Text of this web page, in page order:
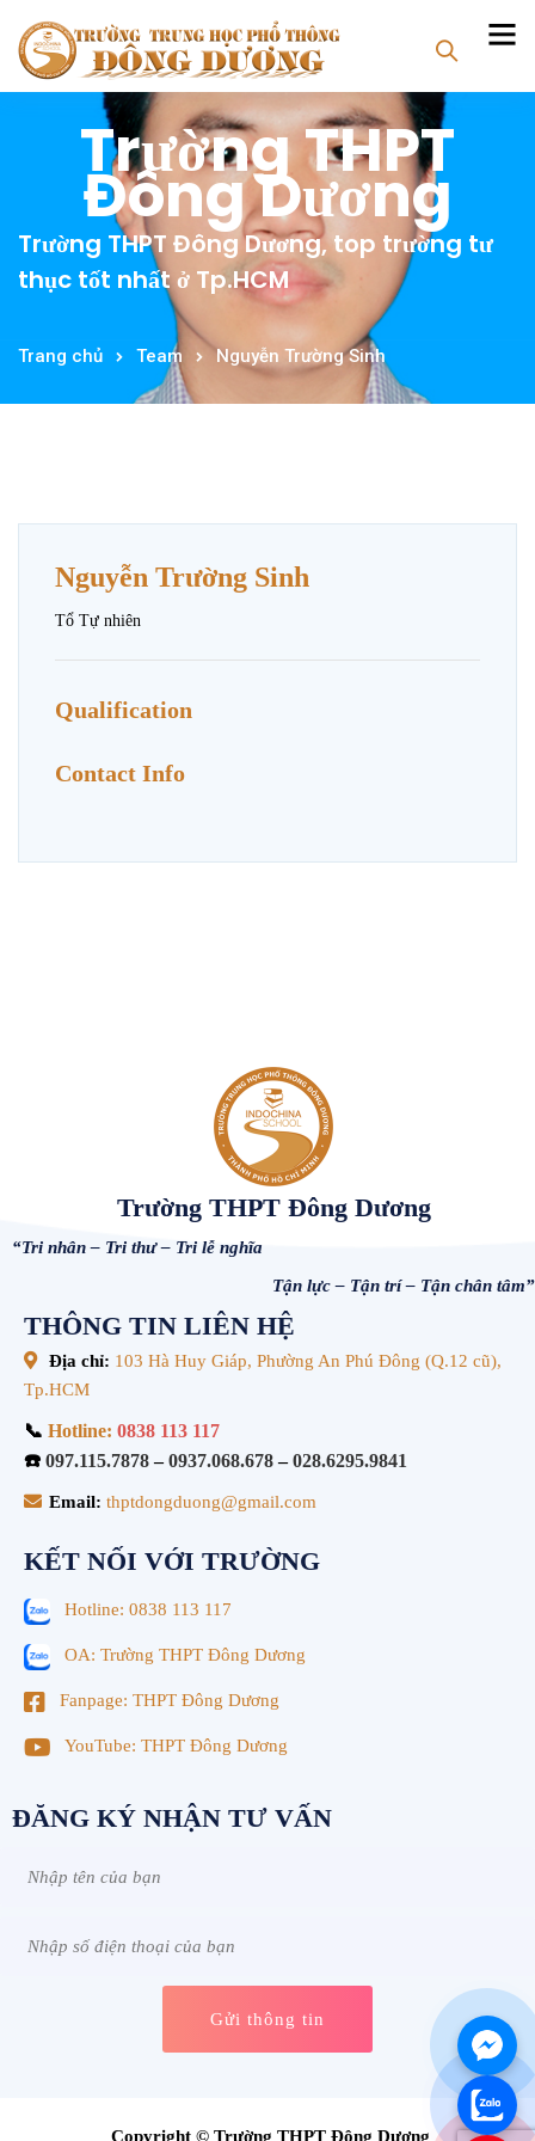
Trường THPT
Đông Dương
Trường THPT Đông Dương, top trường tư
thục tốt nhất ở Tp.HCM
Trang chủ Team Nguyễn Trường Sinh
Nguyễn Trường Sinh
Tổ Tự nhiên
Qualification
Contact Info
Trường THPT Đông Dương
“Tri nhân – Tri thư – Tri lễ nghĩa
Tận lực – Tận trí – Tận chân tâm”
THÔNG TIN LIÊN HỆ
Địa chỉ: 103 Hà Huy Giáp, Phường An Phú Đông (Q.12 cũ),
Tp.HCM
📞 Hotline: 0838 113 117
☎️ 097.115.7878–0937.068.678–028.6295.9841
Email: thptdongduong@gmail.com
KẾT NỐI VỚI TRƯỜNG
Hotline: 0838 113 117
OA: Trường THPT Đông Dương
Fanpage: THPT Đông Dương
YouTube: THPT Đông Dương
ĐĂNG KÝ NHẬN TƯ VẤN
Copyright © Trường THPT Đông Dương